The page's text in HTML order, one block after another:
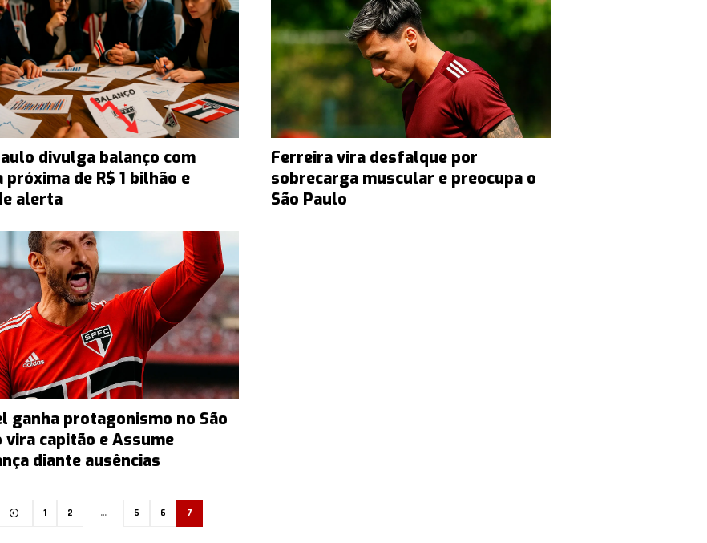
divulga balanço com
próxima de R$ 1 bilhão e
alerta
Ferreira vira desfalque por
sobrecarga muscular e preocupa o
São Paulo
ganha protagonismo no São
vira capitão e Assume
diante ausências
1 2 … 5 6 7